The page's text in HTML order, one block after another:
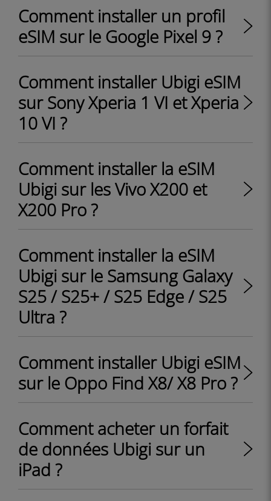
Comment installer un profil
eSIM sur le Google Pixel 9 ?
Comment installer Ubigi eSIM
sur Sony Xperia 1 VI et Xperia
10 VI ?
Comment installer la eSIM
Ubigi sur les Vivo X200 et
X200 Pro ?
Comment installer la eSIM
Ubigi sur le Samsung Galaxy
S25 / S25+ / S25 Edge / S25
Ultra ?
Comment installer Ubigi eSIM
sur le Oppo Find X8/ X8 Pro ?
Comment acheter un forfait
de données Ubigi sur un
iPad ?